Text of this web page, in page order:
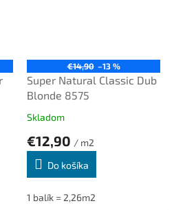
€14,90 –13 %
Super Natural Classic Dub
Blonde 8575
Skladom
€12,90 / m2
Do košíka
1 balík = 2,26m2